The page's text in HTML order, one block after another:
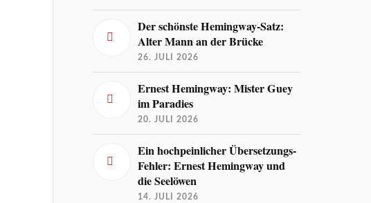
Der schönste Hemingway-Satz:
Alter Mann an der Brücke
26. JULI 2026
Ernest Hemingway: Mister Guey
im Paradies
20. JULI 2026
Ein hochpeinlicher Übersetzungs-
Fehler: Ernest Hemingway und
die Seelöwen
14. JULI 2026